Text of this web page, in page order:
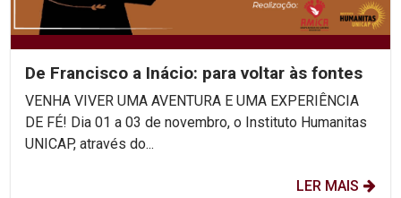
De Francisco a Inácio: para voltar às fontes
VENHA VIVER UMA AVENTURA E UMA EXPERIÊNCIA
DE FÉ! Dia 01 a 03 de novembro, o Instituto Humanitas
UNICAP, através do...
LER MAIS